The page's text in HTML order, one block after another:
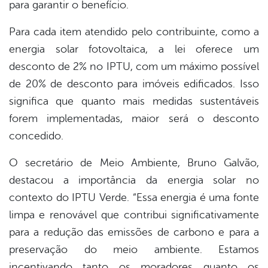
para garantir o benefício.
Para cada item atendido pelo contribuinte, como a
energia solar fotovoltaica, a lei oferece um
desconto de 2% no IPTU, com um máximo possível
de 20% de desconto para imóveis edificados. Isso
significa que quanto mais medidas sustentáveis
forem implementadas, maior será o desconto
concedido.
O secretário de Meio Ambiente, Bruno Galvão,
destacou a importância da energia solar no
contexto do IPTU Verde. “Essa energia é uma fonte
limpa e renovável que contribui significativamente
para a redução das emissões de carbono e para a
preservação do meio ambiente. Estamos